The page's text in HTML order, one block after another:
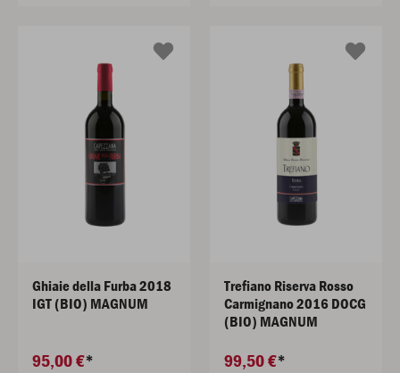
Ghiaie della Furba 2018
IGT (BIO) MAGNUM
95,00 €
Trefiano Riserva Rosso
Carmignano 2016 DOCG
(BIO) MAGNUM
99,50 €